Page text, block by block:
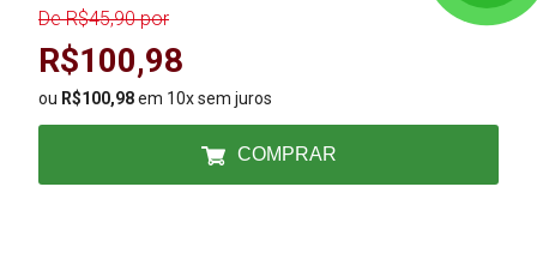
De R$45,90 por
R$100,98
ou R$100,98em 10x sem juros
COMPRAR